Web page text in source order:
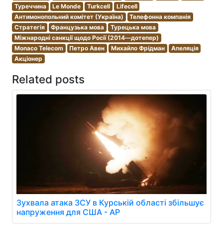
Туреччина
Le Monde Turkcell
Lifecell
Антимонопольний комітет (Україна)
Телефонна компанія
Стратегія
Французька мова
Турецька мова
Міжнародні санкції щодо Росії (2014—дотепер)
Monaco Telecom
Петро Авен Михайло Фрідман
Апеляція
Акціонер
Related posts
Зухвала атака ЗСУ в Курській області збільшує
напруження для США - AP